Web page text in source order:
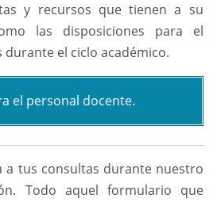
y recursos que tienen a su
las disposiciones para el
durante el ciclo académico.
el personal docente.
a tus consultas durante nuestro
Todo aquel formulario que